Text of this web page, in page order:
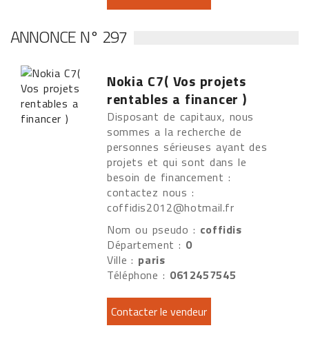
ANNONCE N° 297
Nokia C7( Vos projets
rentables a financer )
Disposant de capitaux, nous
sommes a la recherche de
personnes sérieuses ayant des
projets et qui sont dans le
besoin de financement :
contactez nous :
coffidis2012@hotmail.fr
Nom ou pseudo : coffidis
Département : 0
Ville : paris
Téléphone : 0612457545